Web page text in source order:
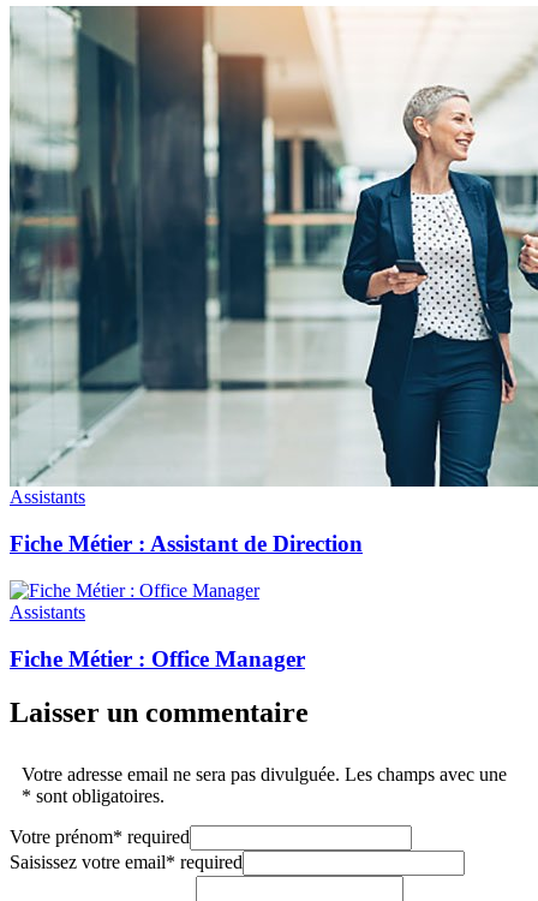
Assistants
Fiche Métier : Assistant de Direction
Assistants
Fiche Métier : Office Manager
Laisser un commentaire
Votre adresse email ne sera pas divulguée. Les champs avec une
* sont obligatoires.
Votre prénom* required
Saisissez votre email* required